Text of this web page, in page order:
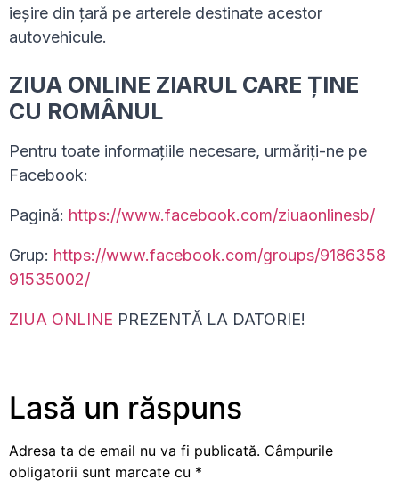
ieşire din ţară pe arterele destinate acestor
autovehicule.
ZIUA ONLINE ZIARUL CARE ȚINE
CU ROMÂNUL
Pentru toate informațiile necesare, urmăriți-ne pe
Facebook:
Pagină: https://www.facebook.com/ziuaonlinesb/
Grup: https://www.facebook.com/groups/9186358
91535002/
ZIUA ONLINE PREZENTĂ LA DATORIE!
Lasă un răspuns
Adresa ta de email nu va fi publicată. Câmpurile
obligatorii sunt marcate cu *